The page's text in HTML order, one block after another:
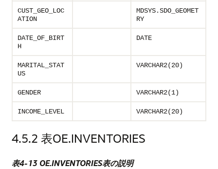
CUST_GEO_LOC
ATION
MDSYS.SDO_GEOMET
RY
DATE_OF_BIRT
H
DATE
MARITAL_STAT
US
VARCHAR2(20)
GENDER VARCHAR2(1)
INCOME_LEVEL VARCHAR2(20)
4.5.2 表OE.INVENTORIES
表4-13 OE.INVENTORIES表の説明